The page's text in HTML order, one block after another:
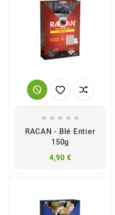
    
RACAN - Blé Entier
150g
4,90 €